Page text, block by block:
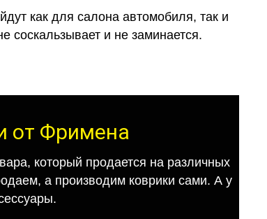
как для салона автомобиля, так и
соскальзывает и не заминается.
от Фримена
который продается на различных
а производим коврики сами. А у